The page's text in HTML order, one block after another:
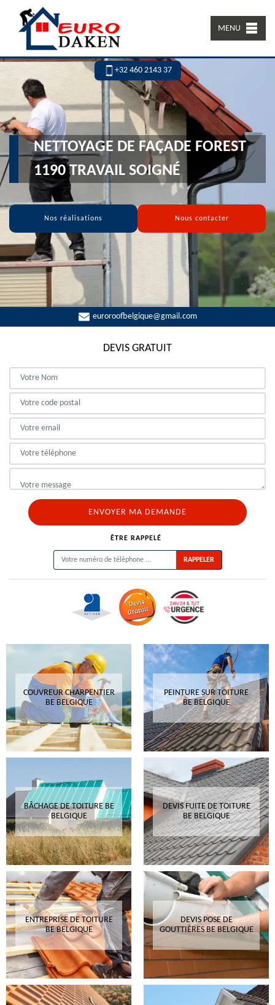
MENU
+32 460 2143 37
NETTOYAGE DE FAÇADE FOREST
1190 TRAVAIL SOIGNÉ
Nos réalisations Nous contacter
euroroofbelgique@gmail.com
DEVIS GRATUIT
ÊTRE RAPPELÉ
COUVREUR CHARPENTIER
BE BELGIQUE
PEINTURE SUR TOITURE
BE BELGIQUE
BÂCHAGE DE TOITURE BE
BELGIQUE
DEVIS FUITE DE TOITURE
BE BELGIQUE
ENTREPRISE DE TOITURE
BE BELGIQUE
DEVIS POSE DE
GOUTTIÈRES BE BELGIQUE